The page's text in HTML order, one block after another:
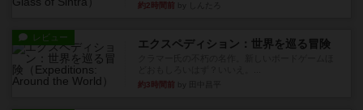
約2時間前
レビュー エクスペディション：世界を巡る冒険
約3時間前